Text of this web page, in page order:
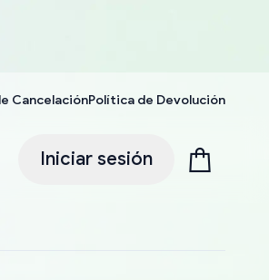
CancelaciónPolítica de Devolución
Iniciar sesión